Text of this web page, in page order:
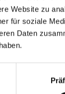
Website zu
für soziale
Daten